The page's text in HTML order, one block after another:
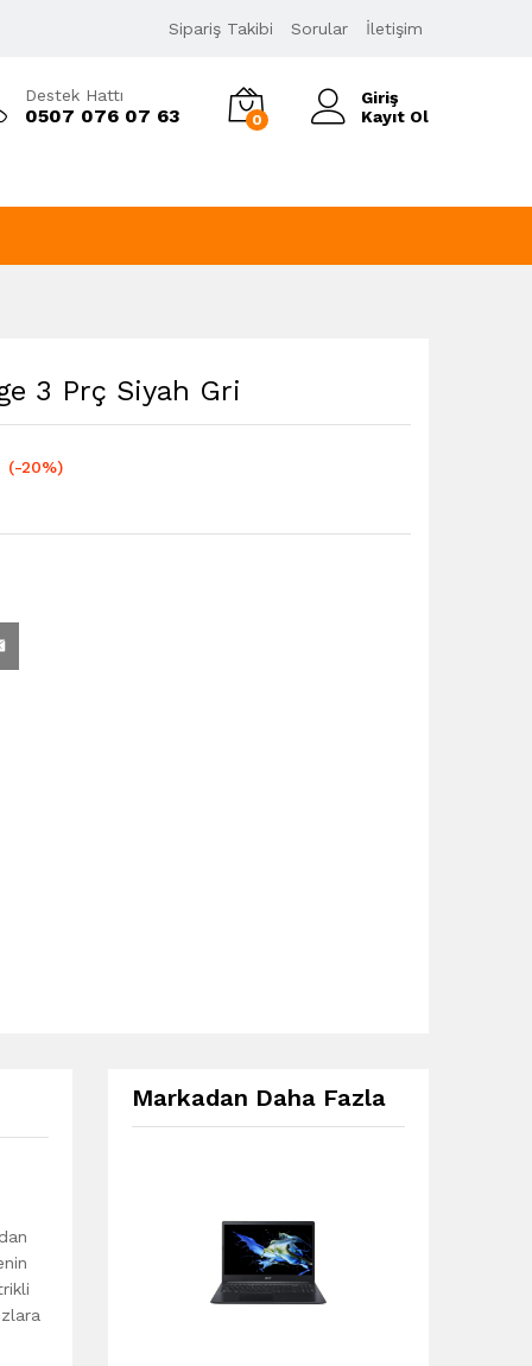
Sipariş Takibi Sorular İletişim
Destek Hattı
0507 076 07 63 0
Giriş
Kayıt Ol
3 Prç Siyah Gri
(-20%)
Markadan Daha Fazla
1.236,25 ₺